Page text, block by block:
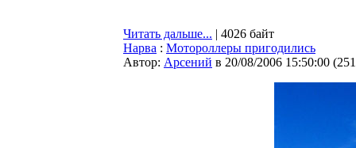
Читать дальше... | 4026 байт
Нарва : Мотороллеры пригодились
Автор: Арсений в 20/08/2006 15:50:00 (